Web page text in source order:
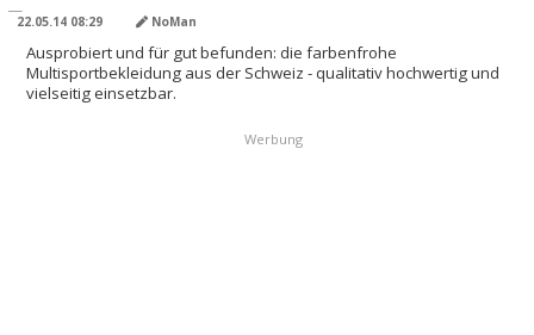
22.05.14 08:29 NoMan
Ausprobiert und für gut befunden: die farbenfrohe
Multisportbekleidung aus der Schweiz - qualitativ hochwertig und
vielseitig einsetzbar.
Werbung